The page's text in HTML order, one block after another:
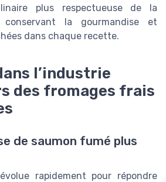
plus respectueuse de la
la gourmandise et
dans chaque recette.
l’industrie
des fromages frais
de saumon fumé plus
rapidement pour répondre